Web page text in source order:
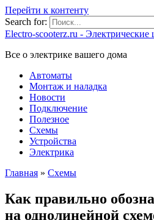
Перейти к контенту
Search for:
Electro-scooterz.ru - Электрические
Все о электрике вашего дома
Автоматы
Монтаж и наладка
Новости
Подключение
Полезное
Схемы
Устройства
Электрика
Главная » Схемы
Как правильно
на однолинейной